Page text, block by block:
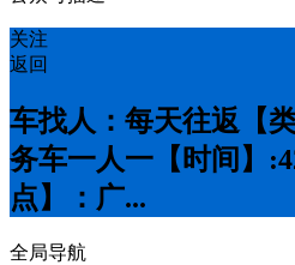
关注
返回
车找人：每天往返【
务车一人一【时间】
点】：广...
全局导航